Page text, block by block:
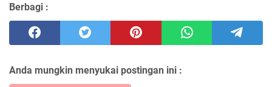
Berbagi :
Anda mungkin menyukai postingan ini :